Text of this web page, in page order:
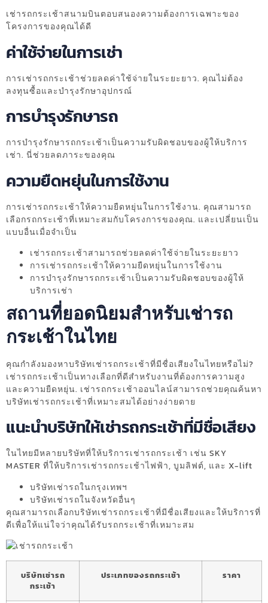
เช่ารถกระเช้าสนามบินตอบสนองความต้องการเฉพาะของ
โครงการของคุณได้ดี
ค่าใช้จ่ายในการเช่า
การเช่ารถกระเช้าช่วยลดค่าใช้จ่ายในระยะยาว. คุณไม่ต้อง
ลงทุนซื้อและบำรุงรักษาอุปกรณ์
การบำรุงรักษารถ
การบำรุงรักษารถกระเช้าเป็นความรับผิดชอบของผู้ให้บริการ
เช่า. นี่ช่วยลดภาระของคุณ
ความยืดหยุ่นในการใช้งาน
การเช่ารถกระเช้าให้ความยืดหยุ่นในการใช้งาน. คุณสามารถ
เลือกรถกระเช้าที่เหมาะสมกับโครงการของคุณ. และเปลี่ยนเป็น
แบบอื่นเมื่อจำเป็น
เช่ารถกระเช้าสามารถช่วยลดค่าใช้จ่ายในระยะยาว
การเช่ารถกระเช้าให้ความยืดหยุ่นในการใช้งาน
การบำรุงรักษารถกระเช้าเป็นความรับผิดชอบของผู้ให้
บริการเช่า
สถานที่ยอดนิยมสำหรับเช่ารถ
กระเช้าในไทย
คุณกำลังมองหาบริษัทเช่ารถกระเช้าที่มีชื่อเสียงในไทยหรือไม่?
เช่ารถกระเช้าเป็นทางเลือกที่ดีสำหรับงานที่ต้องการความสูง
และความยืดหยุ่น. เช่ารถกระเช้าออนไลน์สามารถช่วยคุณค้นหา
บริษัทเช่ารถกระเช้าที่เหมาะสมได้อย่างง่ายดาย
แนะนำบริษัทให้เช่ารถกระเช้าที่มีชื่อเสียง
ในไทยมีหลายบริษัทที่ให้บริการเช่ารถกระเช้า เช่น SKY
MASTER ที่ให้บริการเช่ารถกระเช้าไฟฟ้า, บูมลิฟต์, และ X-lift
บริษัทเช่ารถในกรุงเทพฯ
บริษัทเช่ารถในจังหวัดอื่นๆ
คุณสามารถเลือกบริษัทเช่ารถกระเช้าที่มีชื่อเสียงและให้บริการที่
ดีเพื่อให้แน่ใจว่าคุณได้รับรถกระเช้าที่เหมาะสม
บริษัทเช่ารถ
กระเช้า
ประเภทของรถกระเช้า ราคา